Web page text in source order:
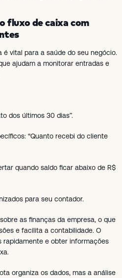
fluxo de caixa com
é vital para a saúde do seu negócio.
ajudam a monitorar entradas e
dos últimos 30 dias”.
“Quanto recebi do cliente
quando saldo ficar abaixo de R$
para seu contador.
as finanças da empresa, o que
e facilita a contabilidade. O
rapidamente e obter informações
organiza os dados, mas a análise